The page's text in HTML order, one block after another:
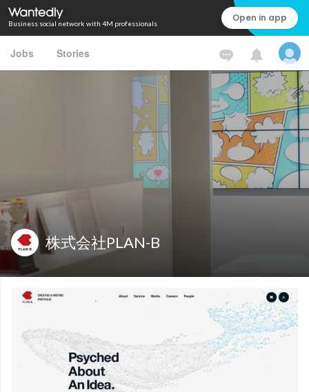
Business social network with 4M professionals Open in app
Jobs Stories
株式会社PLAN-B